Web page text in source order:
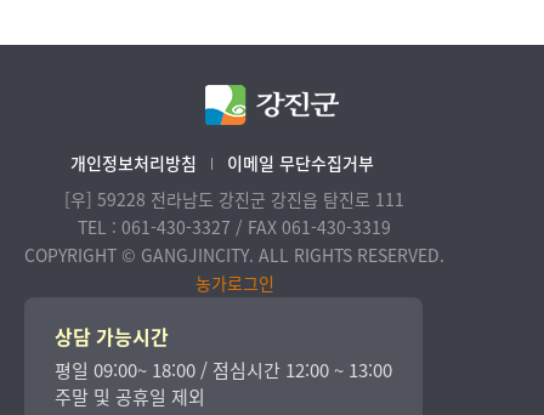
개인정보처리방침
이메일 무단수집거부
[우] 59228 전라남도 강진군 강진읍 탐진로 111
TEL : 061-430-3327 / FAX 061-430-3319
COPYRIGHT © GANGJINCITY. ALL RIGHTS RESERVED.
농가로그인
상담 가능시간
평일 09:00~ 18:00 / 점심시간 12:00 ~ 13:00
주말 및 공휴일 제외